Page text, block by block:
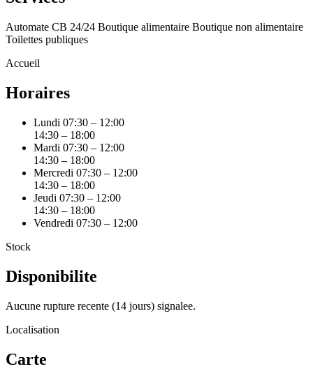
Automate CB 24/24 Boutique alimentaire Boutique non alimentaire
Toilettes publiques
Accueil
Horaires
Lundi 07:30 – 12:00
14:30 – 18:00
Mardi 07:30 – 12:00
14:30 – 18:00
Mercredi 07:30 – 12:00
14:30 – 18:00
Jeudi 07:30 – 12:00
14:30 – 18:00
Vendredi 07:30 – 12:00
Stock
Disponibilite
Aucune rupture recente (14 jours) signalee.
Localisation
Carte